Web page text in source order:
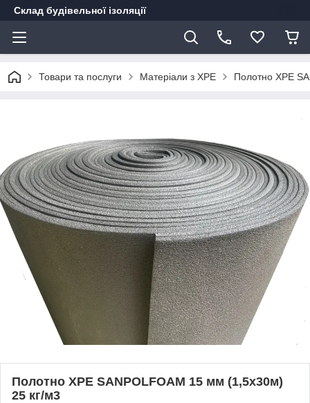
Склад будівельної ізоляції
Товари та послуги Матеріали з ХРЕ Полотно XPE
Полотно XPE SANPOLFOAM 15 мм (1,5х30м)
25 кг/м3